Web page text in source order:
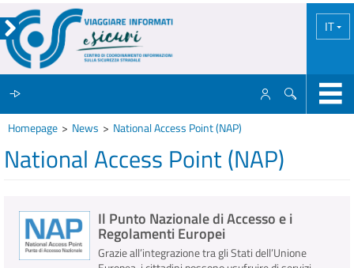
IT
IL CCISS
INFO E MEDIA
Homepage News National Access Point (NAP)
National Access Point (NAP)
Il Punto Nazionale di Accesso e i
Regolamenti Europei
Grazie all’integrazione tra gli Stati dell’Unione